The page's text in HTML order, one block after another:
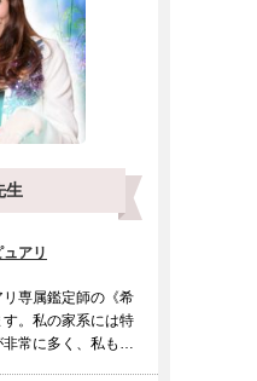
生
アリ
専属鑑定師の《希
。私の家系には特
常に多く、私も幼